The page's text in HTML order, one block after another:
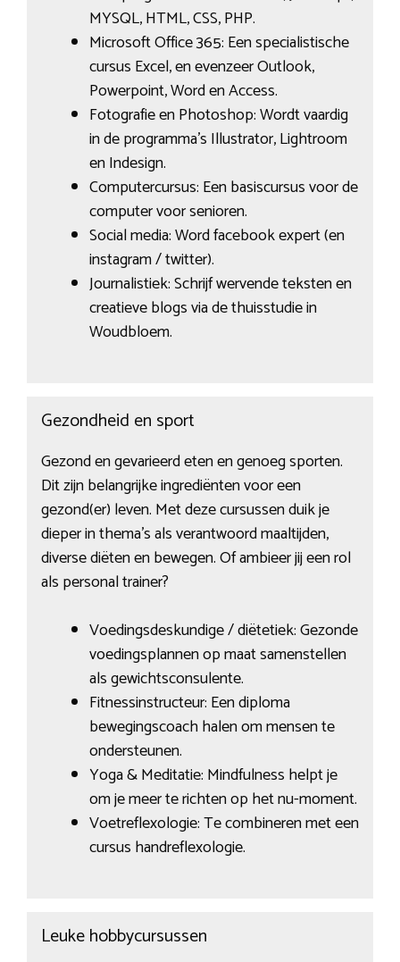
MYSQL, HTML, CSS, PHP.
Microsoft Office 365: Een specialistische
cursus Excel, en evenzeer Outlook,
Powerpoint, Word en Access.
Fotografie en Photoshop: Wordt vaardig
in de programma’s Illustrator, Lightroom
en Indesign.
Computercursus: Een basiscursus voor de
computer voor senioren.
Social media: Word facebook expert (en
instagram / twitter).
Journalistiek: Schrijf wervende teksten en
creatieve blogs via de thuisstudie in
Woudbloem.
Gezondheid en sport
Gezond en gevarieerd eten en genoeg sporten.
Dit zijn belangrijke ingrediënten voor een
gezond(er) leven. Met deze cursussen duik je
dieper in thema’s als verantwoord maaltijden,
diverse diëten en bewegen. Of ambieer jij een rol
als personal trainer?
Voedingsdeskundige / diëtetiek: Gezonde
voedingsplannen op maat samenstellen
als gewichtsconsulente.
Fitnessinstructeur: Een diploma
bewegingscoach halen om mensen te
ondersteunen.
Yoga & Meditatie: Mindfulness helpt je
om je meer te richten op het nu-moment.
Voetreflexologie: Te combineren met een
cursus handreflexologie.
Leuke hobbycursussen